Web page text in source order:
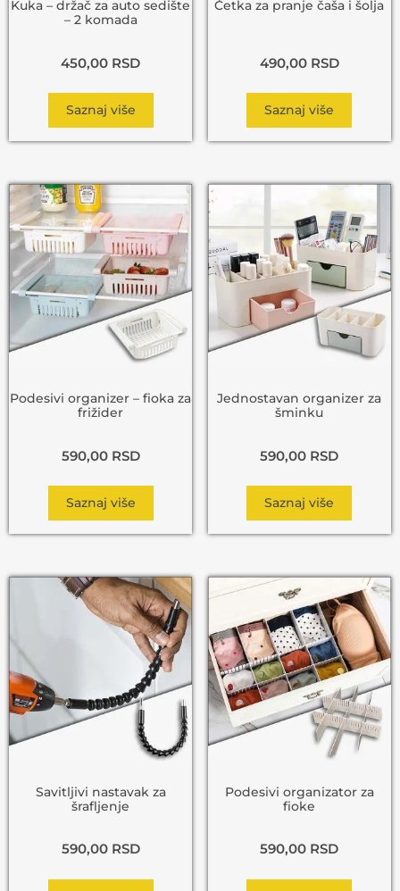
Kuka – držač za auto sedište
– 2 komada
450,00 RSD
Saznaj više
Četka za pranje čaša i šolja
490,00 RSD
Saznaj više
Podesivi organizer – fioka za
frižider
590,00 RSD
Saznaj više
Jednostavan organizer za
šminku
590,00 RSD
Saznaj više
Savitljivi nastavak za
šrafljenje
590,00 RSD
Podesivi organizator za
fioke
590,00 RSD